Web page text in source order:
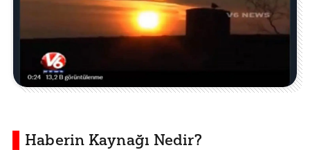
Haberin Kaynağı Nedir?